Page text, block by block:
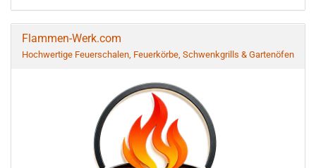
Flammen-Werk.com
Hochwertige Feuerschalen, Feuerkörbe, Schwenkgrills & Gartenöfen